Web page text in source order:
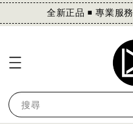
全新正品 ◾️ 專業服務
搜尋